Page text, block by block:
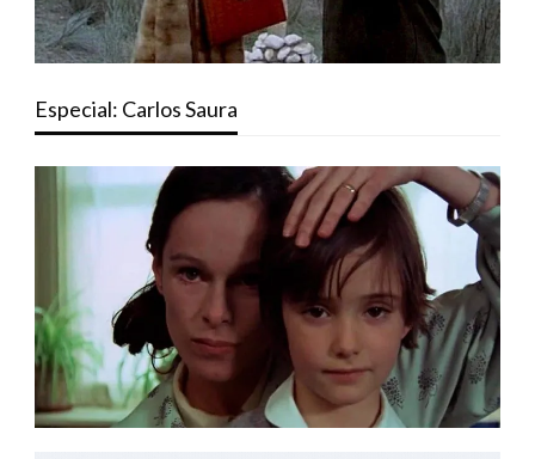
Especial: Carlos Saura